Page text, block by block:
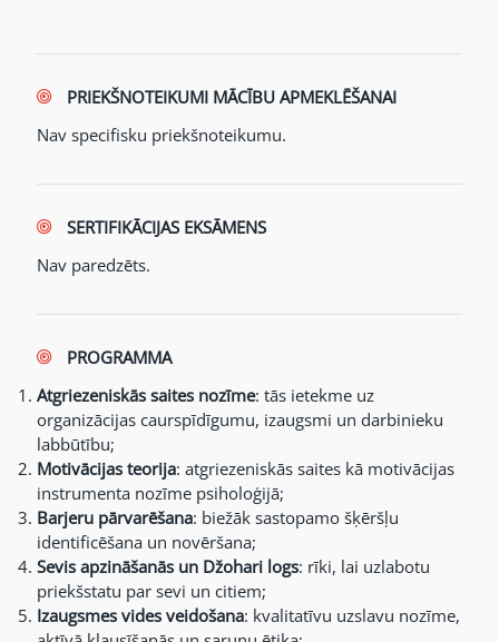
PRIEKŠNOTEIKUMI MĀCĪBU APMEKLĒŠANAI
Nav specifisku priekšnoteikumu.
SERTIFIKĀCIJAS EKSĀMENS
Nav paredzēts.
PROGRAMMA
Atgriezeniskās saites nozīme: tās ietekme uz
organizācijas caurspīdīgumu, izaugsmi un darbinieku
labbūtību;
Motivācijas teorija: atgriezeniskās saites kā motivācijas
instrumenta nozīme psiholoģijā;
Barjeru pārvarēšana: biežāk sastopamo šķēršļu
identificēšana un novēršana;
Sevis apzināšanās un Džohari logs: rīki, lai uzlabotu
priekšstatu par sevi un citiem;
Izaugsmes vides veidošana: kvalitatīvu uzslavu nozīme,